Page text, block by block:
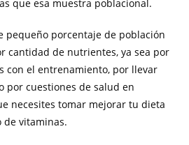
que esa muestra poblacional.
pequeño porcentaje de población
cantidad de nutrientes, ya sea por
con el entrenamiento, por llevar
por cuestiones de salud en
necesites tomar mejorar tu dieta
vitaminas.